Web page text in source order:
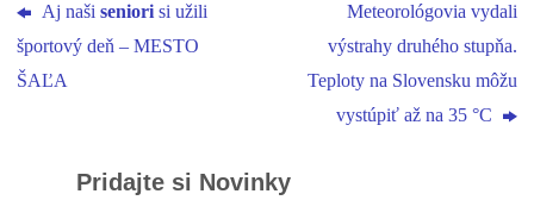
Aj našiseniorisi užili
športový deň – MESTO
ŠAĽA
Meteorológovia vydali
výstrahy druhého stupňa.
Teploty na Slovensku môžu
vystúpiť až na 35 °C
Pridajte si Novinky